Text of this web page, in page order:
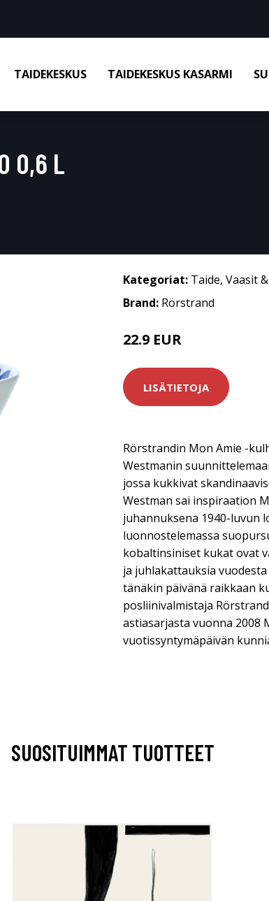
TAIDEKESKUS TAIDEKESKUS KASARMI
0,6 L
Kategoriat: Taide, Vaasit
Brand: Rörstrand
22.9 EUR
LISÄTIETOJA
Rörstrandin Mon Amie -
Westmanin
jossa kukkivat
Westman sai inspiraation
juhannuksena 1940-luvun
luonnostelemassa
kobaltinsiniset kukat ovat
ja juhlakattauksia
tänäkin päivänä raikkaan
posliinivalmistaja
astiasarjasta vuonna 2008
vuotissyntymäpäivän
SUOSITUIMMAT TUOTTEET